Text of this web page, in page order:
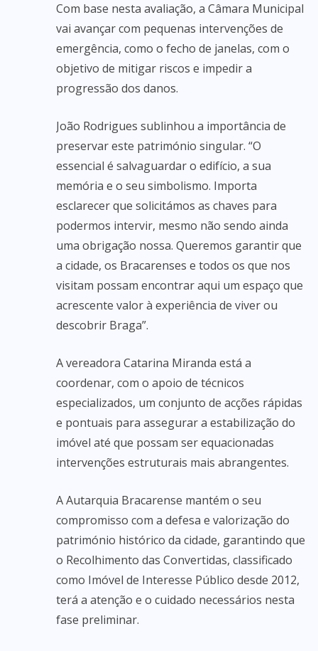
Com base nesta avaliação, a Câmara Municipal
vai avançar com pequenas intervenções de
emergência, como o fecho de janelas, com o
objetivo de mitigar riscos e impedir a
progressão dos danos.
João Rodrigues sublinhou a importância de
preservar este património singular. “O
essencial é salvaguardar o edifício, a sua
memória e o seu simbolismo. Importa
esclarecer que solicitámos as chaves para
podermos intervir, mesmo não sendo ainda
uma obrigação nossa. Queremos garantir que
a cidade, os Bracarenses e todos os que nos
visitam possam encontrar aqui um espaço que
acrescente valor à experiência de viver ou
descobrir Braga”.
A vereadora Catarina Miranda está a
coordenar, com o apoio de técnicos
especializados, um conjunto de acções rápidas
e pontuais para assegurar a estabilização do
imóvel até que possam ser equacionadas
intervenções estruturais mais abrangentes.
A Autarquia Bracarense mantém o seu
compromisso com a defesa e valorização do
património histórico da cidade, garantindo que
o Recolhimento das Convertidas, classificado
como Imóvel de Interesse Público desde 2012,
terá a atenção e o cuidado necessários nesta
fase preliminar.